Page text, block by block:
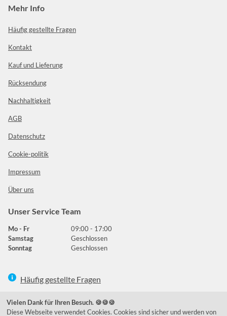
Mehr Info
Häufig gestellte Fragen
Kontakt
Kauf und Lieferung
Rücksendung
Nachhaltigkeit
AGB
Datenschutz
Cookie-politik
Impressum
Über uns
Unser Service Team
Mo - Fr
09:00 - 17:00
Samstag
Geschlossen
Sonntag
Geschlossen
Häufig gestellte Fragen
039292 - 678215
Vielen Dank für Ihren Besuch. 🍪🍪🍪
Diese Webseite verwendet Cookies. Cookies sind sicher und werden von